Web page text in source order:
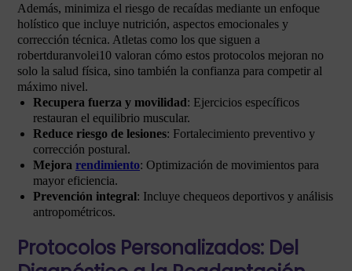
Además, minimiza el riesgo de recaídas mediante un enfoque
holístico que incluye nutrición, aspectos emocionales y
corrección técnica. Atletas como los que siguen a
robertduranvolei10 valoran cómo estos protocolos mejoran no
solo la salud física, sino también la confianza para competir al
máximo nivel.
Recupera fuerza y movilidad: Ejercicios específicos
restauran el equilibrio muscular.
Reduce riesgo de lesiones: Fortalecimiento preventivo y
corrección postural.
Mejora rendimiento: Optimización de movimientos para
mayor eficiencia.
Prevención integral: Incluye chequeos deportivos y análisis
antropométricos.
Protocolos Personalizados: Del